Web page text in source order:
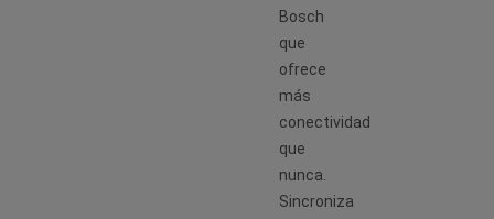
Bosch
que
ofrece
más
conectividad
que
nunca.
Sincroniza